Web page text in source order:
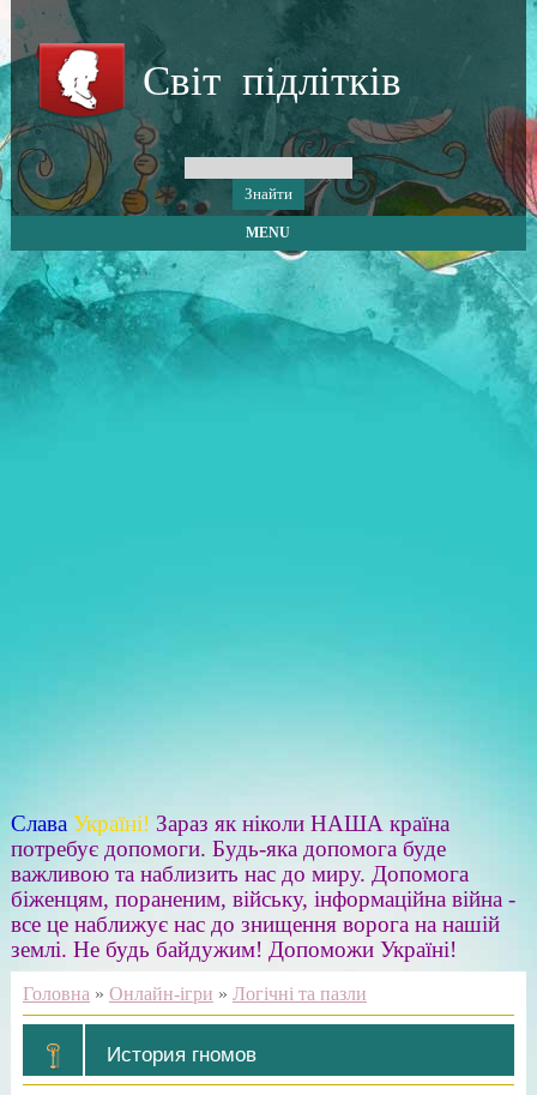
Світ підлітків
MENU
Слава Україні! Зараз як ніколи НАША країна
потребує допомоги. Будь-яка допомога буде
важливою та наблизить нас до миру. Допомога
біженцям, пораненим, війську, інформаційна війна -
все це наближує нас до знищення ворога на нашій
землі. Не будь байдужим! Допоможи Україні!
Головна » Онлайн-ігри » Логічні та пазли
История гномов